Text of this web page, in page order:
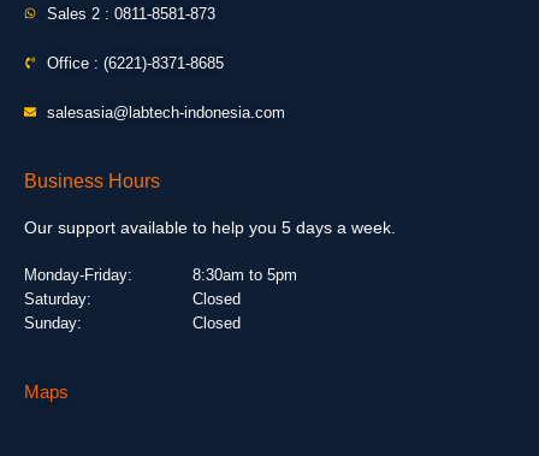
Sales 2 : 0811-8581-873
Office : (6221)-8371-8685
salesasia@labtech-indonesia.com
Business Hours
Our support available to help you 5 days a week.
Monday-Friday:
Saturday:
Sunday:
8:30am to 5pm
Closed
Closed
Maps